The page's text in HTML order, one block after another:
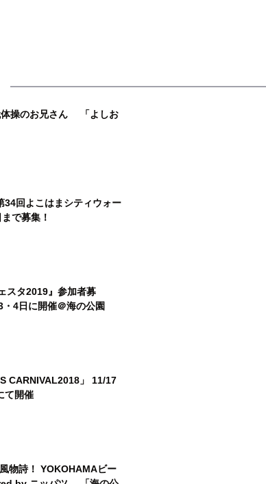
体操のお兄さん 「よしお
回よこはまシティウォー
で募集！
スタ2019』参加者募
4日に開催＠海の公園
CARNIVAL2018」 11/17
て開催
物詩！ YOKOHAMAビー